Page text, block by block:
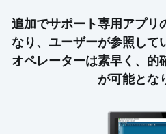
追加でサポート専用アプリ
なり、 ユーザーが参照して
オペレーターは素早く、的
が可能とな